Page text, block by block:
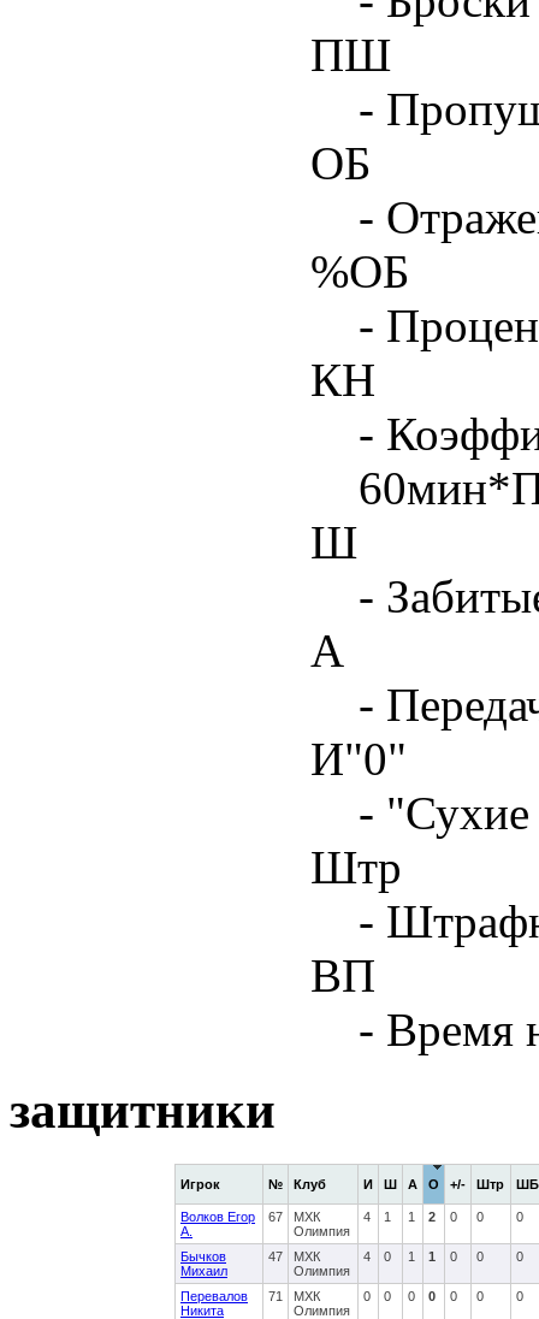
ПШ
-
ОБ
-
%ОБ
-
КН
-
Ш
-
А
-
И"0"
-
Штр
-
ВП
- Время
защитники
Игрок № Клуб И Ш А О +/- Штр ШБ
Волков Егор
А.
67
МХК
Олимпия
4 1 1 2 0 0 0
Бычков
Михаил
47
МХК
Олимпия
4 0 1 1 0 0 0
Перевалов
Никита
71
МХК
Олимпия
0 0 0 0 0 0 0